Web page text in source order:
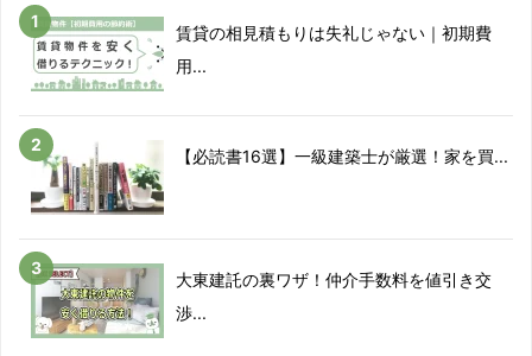
賃貸の相見積もりは失礼じゃない｜初期費
用...
【必読書16選】一級建築士が厳選！家を買...
大東建託の裏ワザ！仲介手数料を値引き交
渉...